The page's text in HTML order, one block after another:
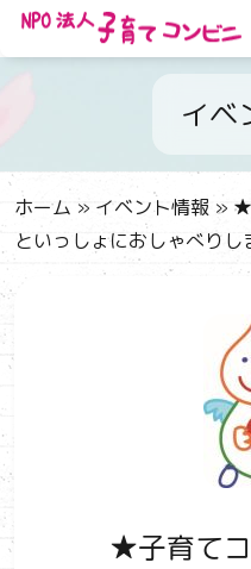
イベ
ホーム » イベント情報 » ★
といっしょにおしゃべり
★子育て